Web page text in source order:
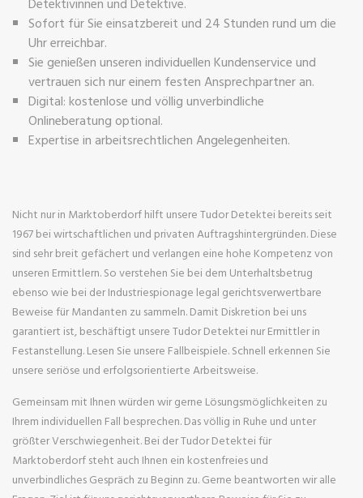
Sofort für Sie einsatzbereit und 24 Stunden rund um die
Uhr erreichbar.
Sie genießen unseren individuellen Kundenservice und
vertrauen sich nur einem festen Ansprechpartner an.
Digital: kostenlose und völlig unverbindliche
Onlineberatung optional.
Expertise in arbeitsrechtlichen Angelegenheiten.
Nicht nur in Marktoberdorf hilft unsere Tudor Detektei bereits seit
1967 bei wirtschaftlichen und privaten Auftragshintergründen. Diese
sind sehr breit gefächert und verlangen eine hohe Kompetenz von
unseren Ermittlern. So verstehen Sie bei dem Unterhaltsbetrug
ebenso wie bei der Industriespionage legal gerichtsverwertbare
Beweise für Mandanten zu sammeln. Damit Diskretion bei uns
garantiert ist, beschäftigt unsere Tudor Detektei nur Ermittler in
Festanstellung. Lesen Sie unsere Fallbeispiele. Schnell erkennen Sie
unsere seriöse und erfolgsorientierte Arbeitsweise.
Gemeinsam mit Ihnen würden wir gerne Lösungsmöglichkeiten zu
Ihrem individuellen Fall besprechen. Das völlig in Ruhe und unter
größter Verschwiegenheit. Bei der Tudor Detektei für
Marktoberdorf steht auch Ihnen ein kostenfreies und
unverbindliches Gespräch zu Beginn zu. Gerne beantworten wir alle